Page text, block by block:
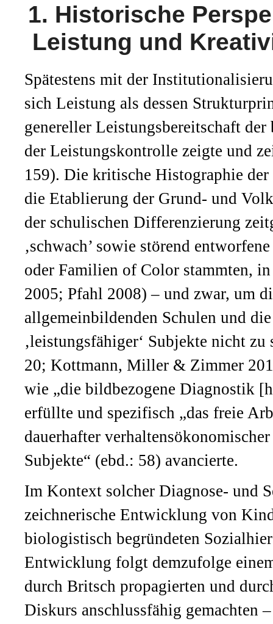
1. Historische
Leistung und
Spätestens mit der
sich Leistung als dessen
genereller Leistungsbereitschaft
der Leistungskontrolle zeigte und
159). Die kritische Histographie
die Etablierung der Grund- und
der schulischen Differenzierung
‚schwach’ sowie störend
oder Familien of Color stammten,
2005; Pfahl 2008) – und zwar, um
allgemeinbildenden Schulen und
‚leistungsfähiger‘ Subjekte nicht
20; Kottmann, Miller & Zimmer
wie „die bildbezogene Diagnostik
erfüllte und spezifisch „das freie
dauerhafter
Subjekte“ (ebd.: 58) avancierte.
Im Kontext solcher Diagnose- und
zeichnerische Entwicklung von
biologistisch begründeten
Entwicklung folgt demzufolge
durch Britsch propagierten und
Diskurs anschlussfähig gemachten